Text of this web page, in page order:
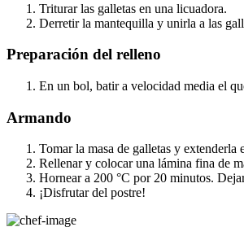
Triturar las galletas en una licuadora.
Derretir la mantequilla y unirla a las
Preparación del relleno
En un bol, batir a velocidad media el
Armando
Tomar la masa de galletas y extenderla
Rellenar y colocar una lámina fina de
Hornear a 200 °C por 20 minutos.
¡Disfrutar del postre!